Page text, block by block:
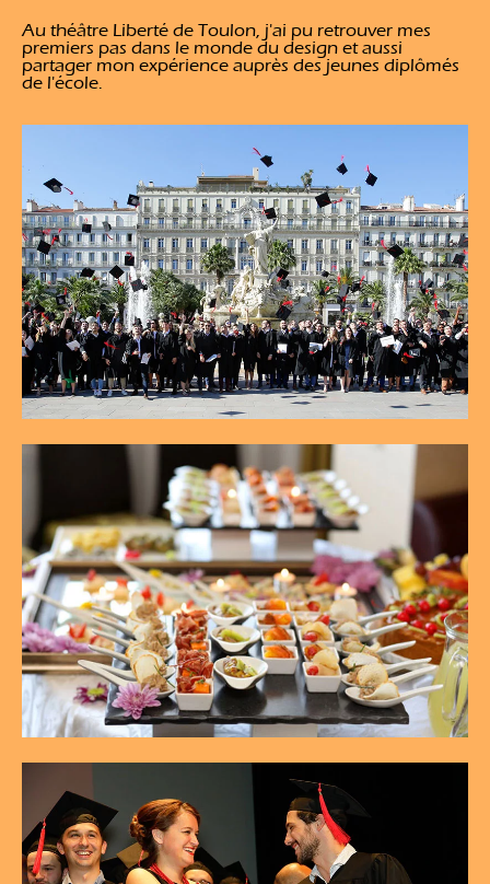
Au théâtre Liberté de Toulon, j'ai pu retrouver mes
premiers pas dans le monde du design et aussi
partager mon expérience auprès des jeunes diplômés
de l'école.